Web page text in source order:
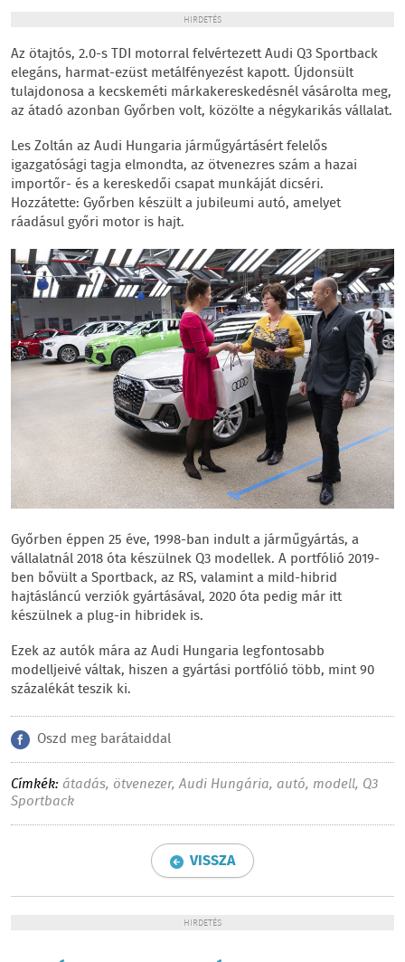
HIRDETÉS
Az ötajtós, 2.0-s TDI motorral felvértezett Audi Q3 Sportback
elegáns, harmat-ezüst metálfényezést kapott. Újdonsült
tulajdonosa a kecskeméti márkakereskedésnél vásárolta meg,
az átadó azonban Győrben volt, közölte a négykarikás vállalat.
Les Zoltán az Audi Hungaria járműgyártásért felelős
igazgatósági tagja elmondta, az ötvenezres szám a hazai
importőr- és a kereskedői csapat munkáját dicséri.
Hozzátette: Győrben készült a jubileumi autó, amelyet
ráadásul győri motor is hajt.
Győrben éppen 25 éve, 1998-ban indult a járműgyártás, a
vállalatnál 2018 óta készülnek Q3 modellek. A portfólió 2019-
ben bővült a Sportback, az RS, valamint a mild-hibrid
hajtásláncú verziók gyártásával, 2020 óta pedig már itt
készülnek a plug-in hibridek is.
Ezek az autók mára az Audi Hungaria legfontosabb
modelljeivé váltak, hiszen a gyártási portfólió több, mint 90
százalékát teszik ki.
Oszd meg barátaiddal
Címkék: átadás, ötvenezer,Audi Hungária, autó, modell, Q3
Sportback
VISSZA
HIRDETÉS